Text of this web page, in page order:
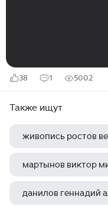
38 1 5002
Также ищут
живопись ростов
мартынов виктор
данилов геннадий